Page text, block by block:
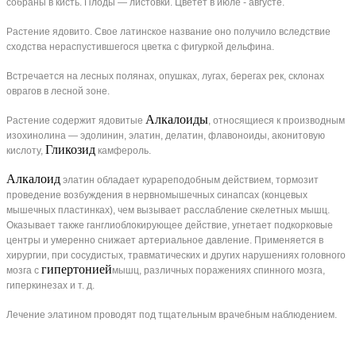
собраны в кисть. Плоды — листовки. Цветет в июле - августе.
Растение ядовито. Свое латинское название оно получило вследствие
сходства нераспустившегося цветка с фигуркой дельфина.
Встречается на лесных полянах, опушках, лугах, берегах рек, склонах
оврагов в лесной зоне.
Растение содержит ядовитые Алкалоиды, относящиеся к производным
изохинолина — эдолинин, элатин, делатин, флавоноиды, аконитовую
кислоту, Гликозид камфероль.
Алкалоид элатин обладает курареподобным действием, тормозит
проведение возбуждения в нервномышечных синапсах (концевых
мышечных пластинках), чем вызывает расслабление скелетных мышц.
Оказывает также ганглиоблокирующее действие, угнетает подкорковые
центры и умеренно снижает артериальное давление. Применяется в
хирургии, при сосудистых, травматических и других нарушениях головного
мозга с гипертониеймышц, различных поражениях спинного мозга,
гиперкинезах и т. д.
Лечение элатином проводят под тщательным врачебным наблюдением.